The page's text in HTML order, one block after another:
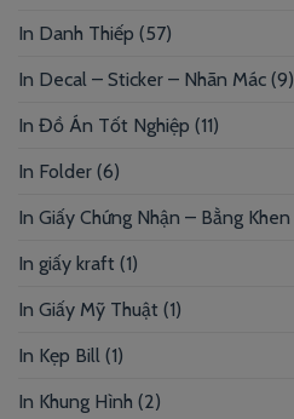
In Danh Thiếp (57)
In Decal – Sticker – Nhãn Mác (9)
In Đồ Án Tốt Nghiệp (11)
In Folder (6)
In Giấy Chứng Nhận – Bằng Khen
In giấy kraft (1)
In Giấy Mỹ Thuật (1)
In Kẹp Bill (1)
In Khung Hình (2)